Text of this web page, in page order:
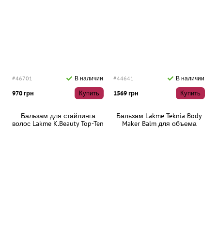
#46701 В наличии
970 грн Купить
Бальзам для стайлинга
волос Lakme K.Beauty Top-Ten
#44641 В наличии
1569 грн Купить
Бальзам Lakme Teknia Body
Maker Balm для объема